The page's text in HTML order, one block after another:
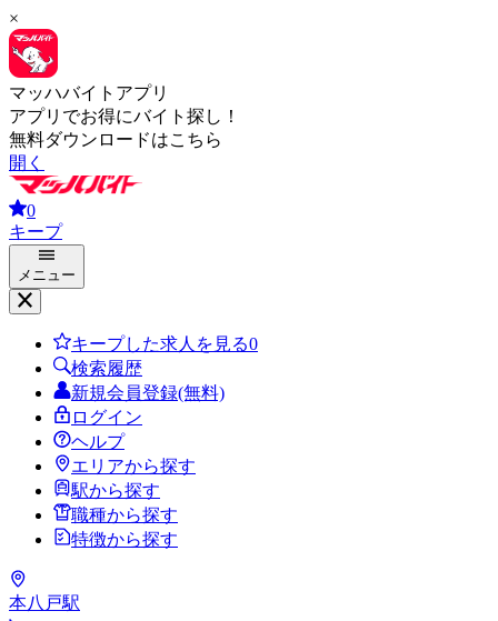
×
マッハバイトアプリ
アプリでお得にバイト探し！
無料ダウンロードはこちら
開く
0
キープ
メニュー
キープした求人を見る0
検索履歴
新規会員登録(無料)
ログイン
ヘルプ
エリアから探す
駅から探す
職種から探す
特徴から探す
本八戸駅